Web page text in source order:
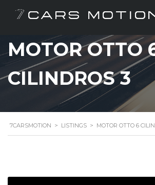
MOTOR OTTO
CILINDROS 3
7CARSMOTION > LISTINGS > MOTOR OTTO 6